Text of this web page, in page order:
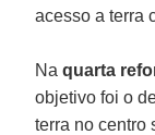
acesso a terra
Naquarta
objetivo foi o
terra no centro